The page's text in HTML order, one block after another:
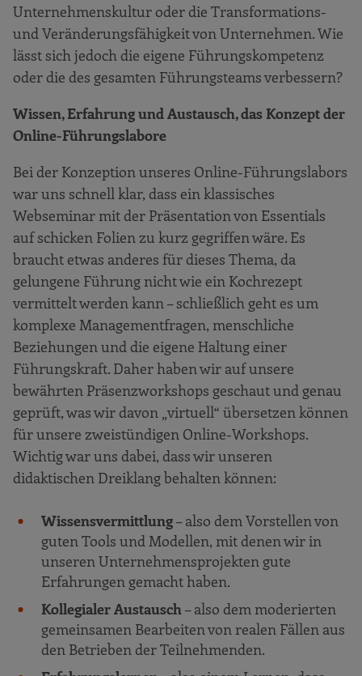
Unternehmenskultur oder die Transformations-
und Veränderungsfähigkeit von Unternehmen. Wie
lässt sich jedoch die eigene Führungskompetenz
oder die des gesamten Führungsteams verbessern?
Wissen, Erfahrung und Austausch, das Konzept der
Online-Führungslabore
Bei der Konzeption unseres Online-Führungslabors
war uns schnell klar, dass ein klassisches
Webseminar mit der Präsentation von Essentials
auf schicken Folien zu kurz gegriffen wäre. Es
braucht etwas anderes für dieses Thema, da
gelungene Führung nicht wie ein Kochrezept
vermittelt werden kann – schließlich geht es um
komplexe Managementfragen, menschliche
Beziehungen und die eigene Haltung einer
Führungskraft. Daher haben wir auf unsere
bewährten Präsenzworkshops geschaut und genau
geprüft, was wir davon „virtuell“ übersetzen können
für unsere zweistündigen Online-Workshops.
Wichtig war uns dabei, dass wir unseren
didaktischen Dreiklang behalten können:
Wissensvermittlung– also dem Vorstellen von
guten Tools und Modellen, mit denen wir in
unseren Unternehmensprojekten gute
Erfahrungen gemacht haben.
Kollegialer Austausch – also dem moderierten
gemeinsamen Bearbeiten von realen Fällen aus
den Betrieben der Teilnehmenden.